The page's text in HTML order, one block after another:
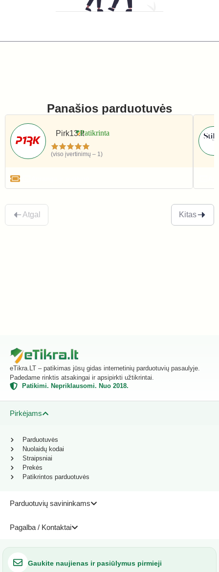
Panašios parduotuvės
Pirk13.lt
(viso įvertinimų – 1)
Atgal Kitas
eTikra.LT – patikimas jūsų gidas internetinių parduotuvių pasaulyje.
Padedame rinktis atsakingai ir apsipirkti užtikrintai.
Patikimi. Nepriklausomi. Nuo 2018.
Pirkėjams
Parduotuvių savininkams
Pagalba / Kontaktai
Parduotuvės
Nuolaidų kodai
Straipsniai
Prekės
Patikrintos parduotuvės
Gaukite naujienas ir pasiūlymus pirmieji